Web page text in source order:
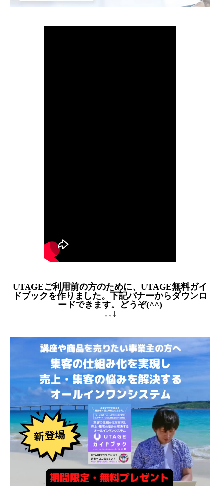
UTAGEご利用前の方のために、UTAGE無料ガイ
ドブックを作りました。下記バナーからダウンロ
ードできます。どうぞ(^^)
↓↓↓